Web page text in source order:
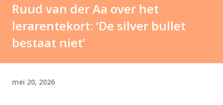
Ruud van der Aa over het
lerarentekort: ‘De silver bullet
bestaat niet’
mei 20, 2026